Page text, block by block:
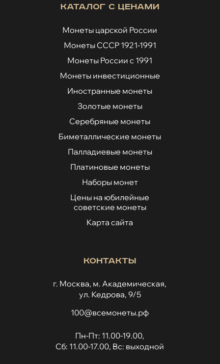
Каталог с ценами
Монеты царской России
Монеты СССР 1921-1991
Монеты России с 1991
Монеты инвестиционные
Иностранные монеты
Золотые монеты
Серебряные монеты
Биметаллические монеты
Палладиевые монеты
Платиновые монеты
Наборы монет
Цены на юбилейные
советские монеты
Карта сайта
Контакты
г. Москва, м. Академическая,
ул. Кедрова, 9/5
100@всемонеты.рф
Пн-Пт: 11.00-19.00,
Сб: 11.00-17.00, Вс: выходной